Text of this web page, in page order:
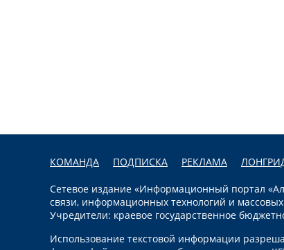
КОМАНДА ПОДПИСКА РЕКЛАМА
Сетевое издание «Информационный портал
связи, информационных технологий и
Учредители: краевое государственное
Использование текстовой информации